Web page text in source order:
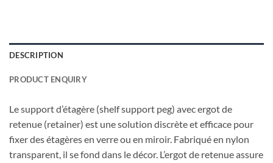
DESCRIPTION
PRODUCT ENQUIRY
Le support d’étagère (shelf support peg) avec ergot de
retenue (retainer) est une solution discrète et efficace pour
fixer des étagères en verre ou en miroir. Fabriqué en nylon
transparent, il se fond dans le décor. L’ergot de retenue assure